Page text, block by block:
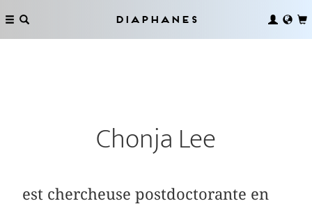
Diaphanes
Chonja Lee
est chercheuse postdoctorante en